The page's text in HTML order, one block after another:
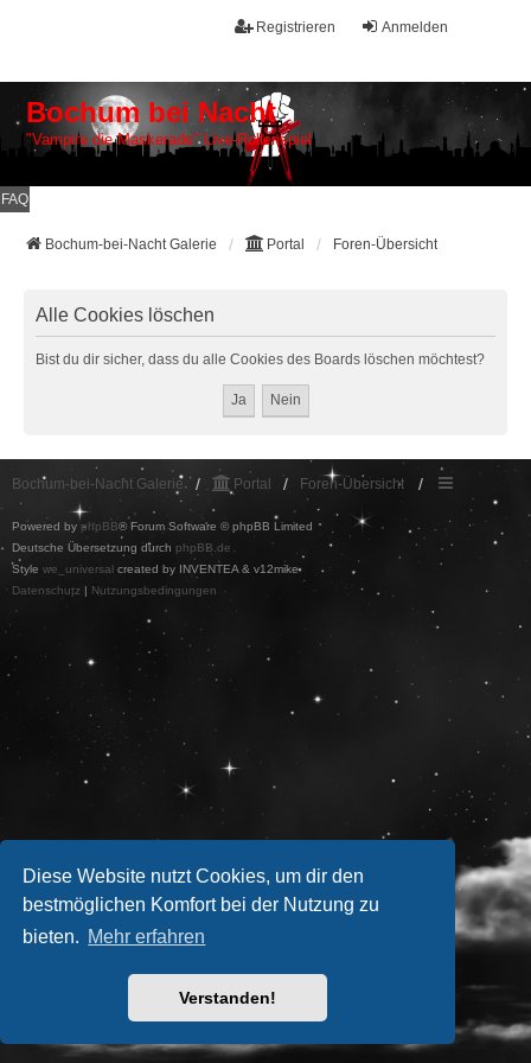
Diese Website nutzt Cookies, um dir den
bestmöglichen Komfort bei der Nutzung zu
bieten. Mehr erfahren
Verstanden!
Anmelden
Registrieren
Bochum bei Nacht
"Vampire die Maskerade" Live-Rollenspiel
FAQ
Bochum-bei-Nacht Galerie Portal Foren-Übersicht
Alle Cookies löschen
Bist du dir sicher, dass du alle Cookies des Boards löschen möchtest?
Bochum-bei-Nacht Galerie Portal Foren-Übersicht
Powered by phpBB® Forum Software © phpBB Limited
Deutsche Übersetzung durch phpBB.de
Style we_universal created by INVENTEA & v12mike
Datenschutz | Nutzungsbedingungen